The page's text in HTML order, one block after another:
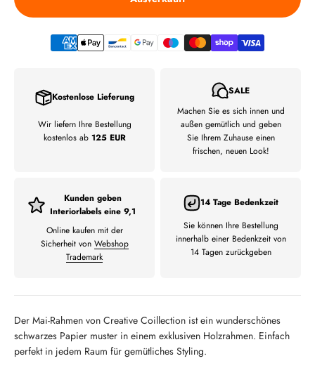
Kostenlose Lieferung
Wir liefern Ihre Bestellung
kostenlos ab 125 EUR
SALE
Machen Sie es sich innen und
außen gemütlich und geben
Sie Ihrem Zuhause einen
frischen, neuen Look!
Kunden geben
Interiorlabels eine 9,1
Online kaufen mit der
Sicherheit von Webshop
Trademark
14 Tage Bedenkzeit
Sie können Ihre Bestellung
innerhalb einer Bedenkzeit von
14 Tagen zurückgeben
Der Mai-Rahmen von Creative Coillection ist ein wunderschönes
schwarzes Papier muster in einem exklusiven Holzrahmen. Einfach
perfekt in jedem Raum für gemütliches Styling.